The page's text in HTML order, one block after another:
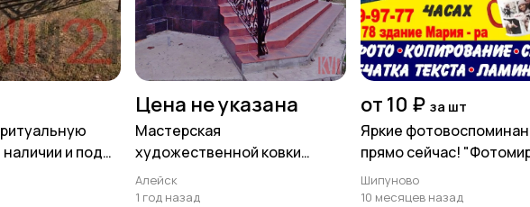
и под
Цена не указана
Мастерская
художественной ковки
ЗОДЧИЙ изготовит
Алейск
1 год назад
от 10 ₽ за шт
Яркие
прямо сейчас!
Шипуново!
Шипуново
10 месяцев назад